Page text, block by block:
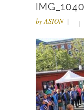
IMG_1040
byASION